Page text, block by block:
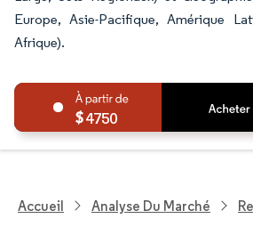
Europe, Asie-Pacifique, Amérique
Afrique).
4750
Accueil Analyse Du Marché